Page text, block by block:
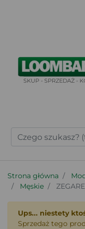
SKUP - SPRZEDAŻ -
Strona główna
Męskie
Ups... niestety
Sprzedaż tego